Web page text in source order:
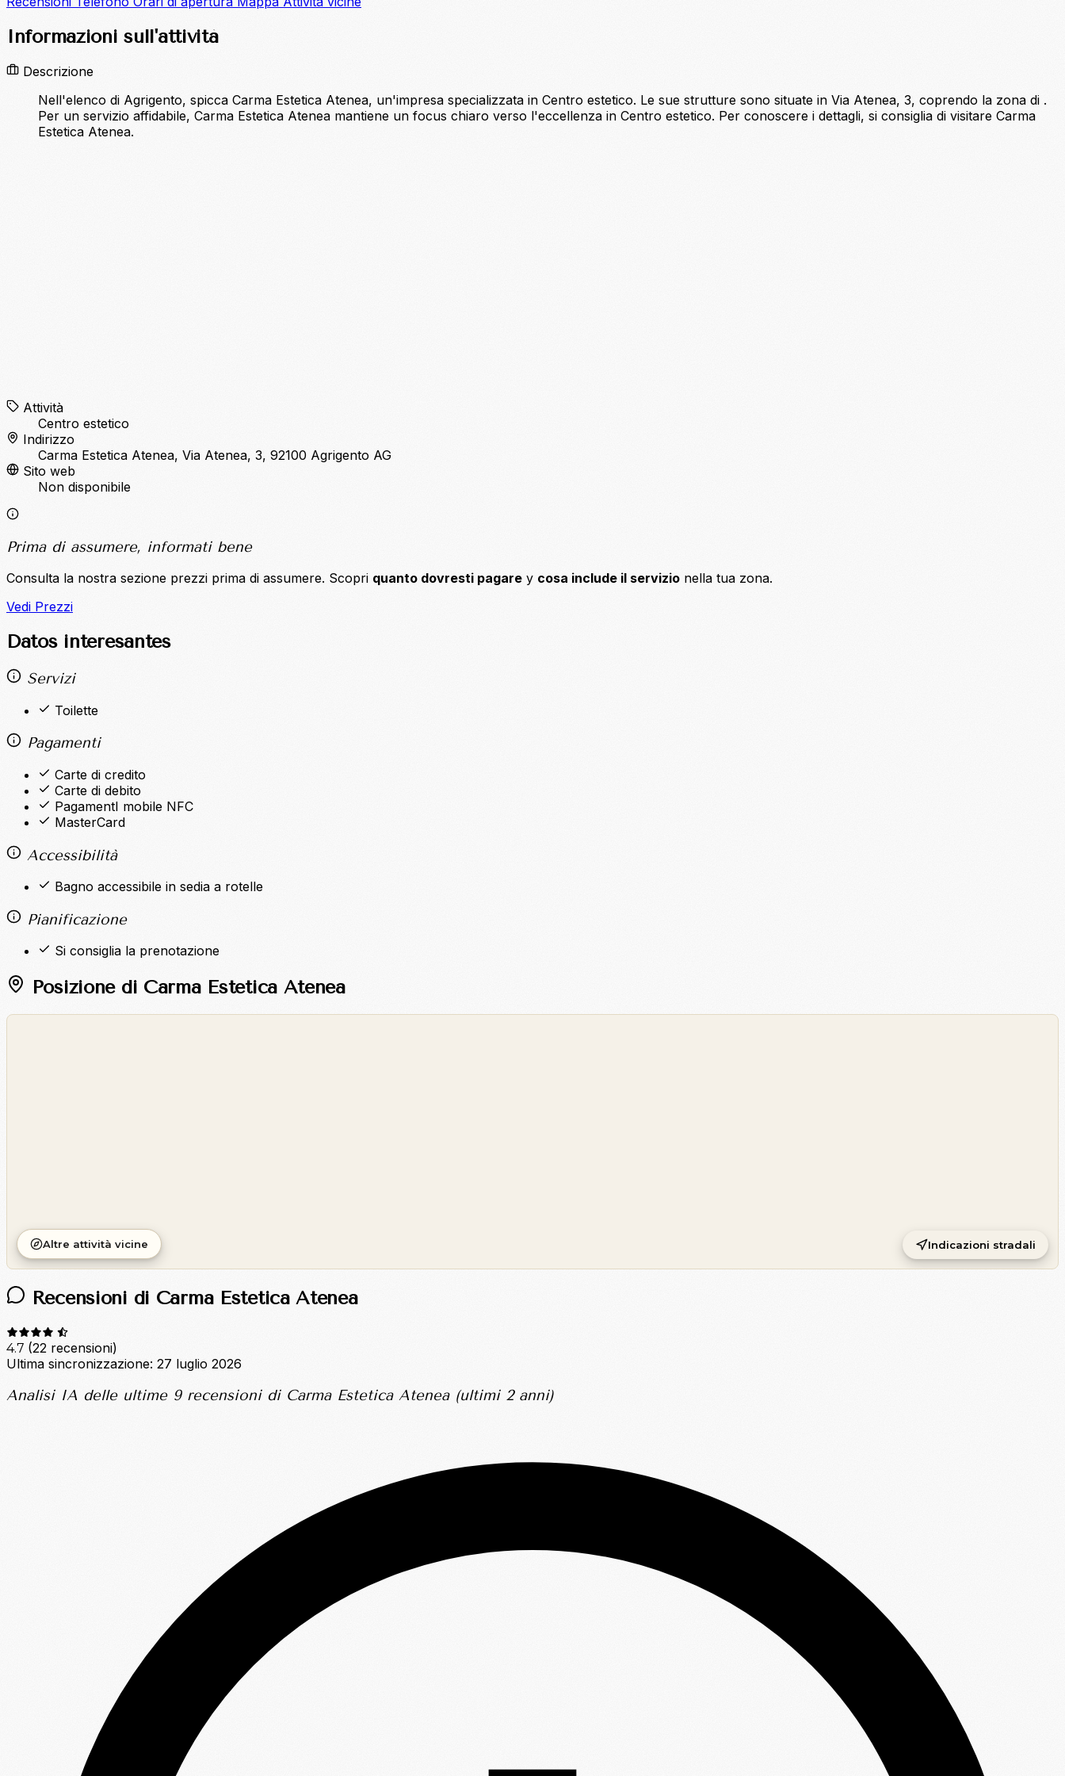
Informazioni sull'attività
Descrizione
Nell'elenco di Agrigento, spicca Carma Estetica Atenea, un'impresa specializzata in Centro estetico. Le sue strutture sono situate in Via Atenea, 3, coprendo la zona di .
Per un servizio affidabile, Carma Estetica Atenea mantiene un focus chiaro verso l'eccellenza in Centro estetico. Per conoscere i dettagli, si consiglia di visitare Carma
Estetica Atenea.
Attività
Centro estetico
Indirizzo
Carma Estetica Atenea, Via Atenea, 3, 92100 Agrigento AG
Sito web
Non disponibile
Prima di assumere, informati bene
Consulta la nostra sezione prezzi prima di assumere. Scopri quanto dovresti pagare y cosa include il servizio nella tua zona.
Vedi Prezzi
Datos interesantes
Servizi
Toilette
Pagamenti
Carte di credito
Carte di debito
PagamentI mobile NFC
MasterCard
Accessibilità
Bagno accessibile in sedia a rotelle
Pianificazione
Si consiglia la prenotazione
Posizione di Carma Estetica Atenea
Altre attività vicine Indicazioni stradali
Recensioni di Carma Estetica Atenea
4.7 (22 recensioni)
Ultima sincronizzazione: 27 luglio 2026
Analisi IA delle ultime 9 recensioni di Carma Estetica Atenea (ultimi 2 anni)